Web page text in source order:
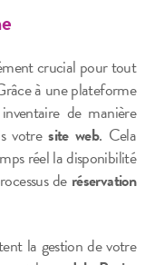
crucial pour tout
à une plateforme
de manière
votresite web. Cela
réel la disponibilité
de réservation
la gestion de votre